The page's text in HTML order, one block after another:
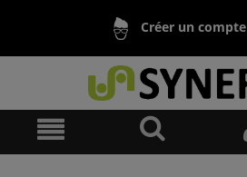
Créer un compte